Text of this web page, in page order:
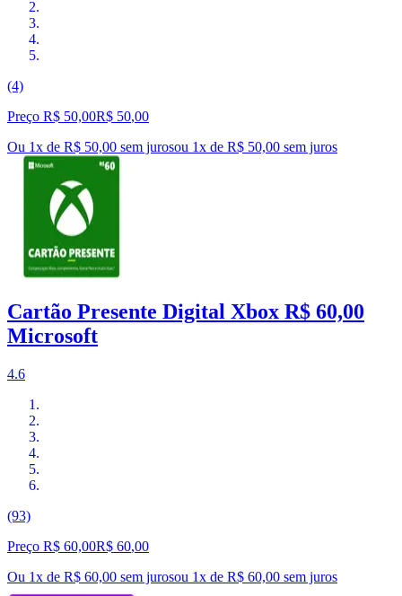
(4)
Preço R$ 50,00R$ 50,00
Ou 1x de R$ 50,00 sem jurosou 1x de R$ 50,00 sem juros
Cartão Presente Digital Xbox R$ 60,00
Microsoft
4.6
(93)
Preço R$ 60,00R$ 60,00
Ou 1x de R$ 60,00 sem jurosou 1x de R$ 60,00 sem juros